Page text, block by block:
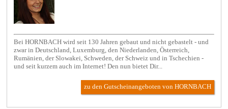
Bei HORNBACH wird seit 130 Jahren gebaut und nicht gebastelt - und
zwar in Deutschland, Luxemburg, den Niederlanden, Österreich,
Rumänien, der Slowakei, Schweden, der Schweiz und in Tschechien -
und seit kurzem auch im Internet! Den nun bietet Dir...
zu den Gutscheinangeboten von HORNBACH